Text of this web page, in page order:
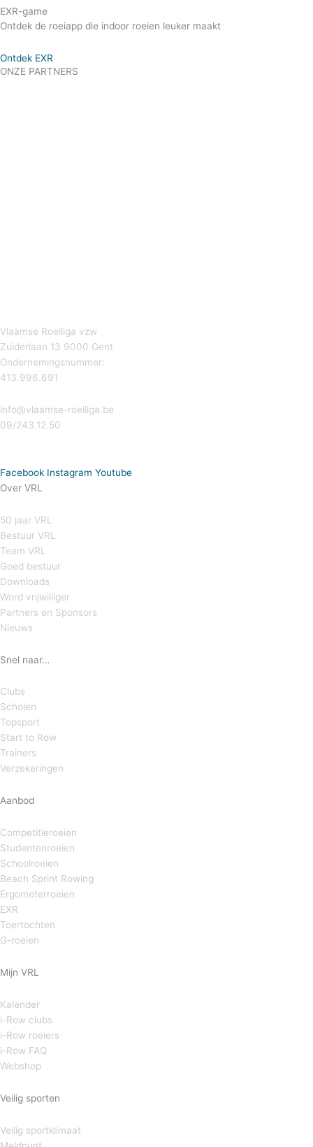
EXR-game
Ontdek de roeiapp die indoor roeien leuker maakt
Ontdek EXR
ONZE PARTNERS
Vlaamse Roeiliga vzw
Zuiderlaan 13 9000 Gent
Ondernemingsnummer:
413.996.691
info@vlaamse-roeiliga.be
09/243.12.50
Facebook Instagram Youtube
Over VRL
50 jaar VRL
Bestuur VRL
Team VRL
Goed bestuur
Downloads
Word vrijwilliger
Partners en Sponsors
Nieuws
Snel naar…
Clubs
Scholen
Topsport
Start to Row
Trainers
Verzekeringen
Aanbod
Competitieroeien
Studentenroeien
Schoolroeien
Beach Sprint Rowing
Ergometerroeien
EXR
Toertochten
G-roeien
Mijn VRL
Kalender
i-Row clubs
i-Row roeiers
i-Row FAQ
Webshop
Veilig sporten
Veilig sportklimaat